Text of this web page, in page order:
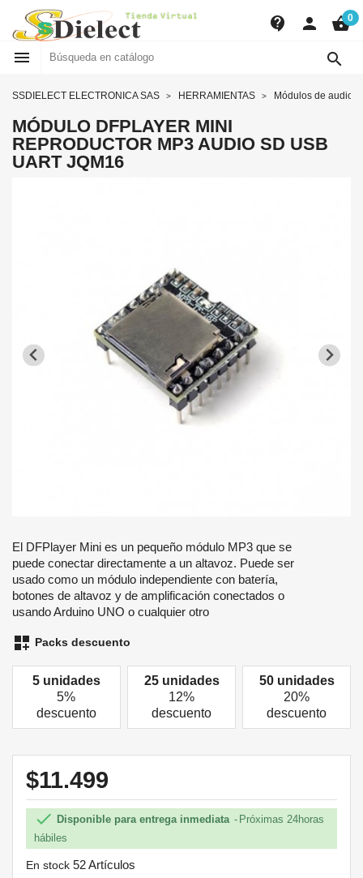
contact_support person shopping_basket0
 
SSDIELECT ELECTRONICA SAS HERRAMIENTAS Módulos de audio
MÓDULO DFPLAYER MINI
REPRODUCTOR MP3 AUDIO SD USB
UART JQM16
El DFPlayer Mini es un pequeño módulo MP3 que se
puede conectar directamente a un altavoz. Puede ser
usado como un módulo independiente con batería,
botones de altavoz y de amplificación conectados o
usando Arduino UNO o cualquier otro
dashboard_customize Packs descuento
5 unidades
5%
descuento
25 unidades
12%
descuento
50 unidades
20%
descuento
$11.499
 Disponible para entrega inmediata
Próximas 24horas
hábiles
En stock 52 Artículos